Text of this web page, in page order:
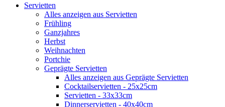
Servietten
Alles anzeigen aus Servietten
Frühling
Ganzjahres
Herbst
Weihnachten
Portchie
Geprägte Servietten
Alles anzeigen aus Geprägte Servietten
Cocktailservietten - 25x25cm
Servietten - 33x33cm
Dinnerservietten - 40x40cm